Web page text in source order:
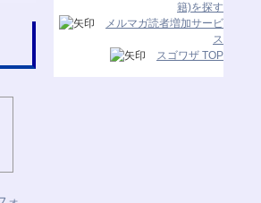
籍)を探す
メルマガ読者増加サービ
ス
スゴワザ TOP